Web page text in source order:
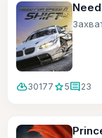
cloud_download30177 star5comment23